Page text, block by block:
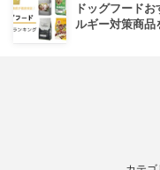
ドッグフード
ルギー対策商品